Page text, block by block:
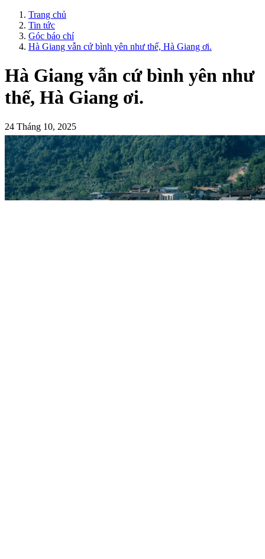
Trang chủ
Tin tức
Góc báo chí
Hà Giang vẫn cứ bình yên như thế, Hà Giang ơi.
Hà Giang vẫn cứ bình yên như
thế, Hà Giang ơi.
24 Tháng 10, 2025